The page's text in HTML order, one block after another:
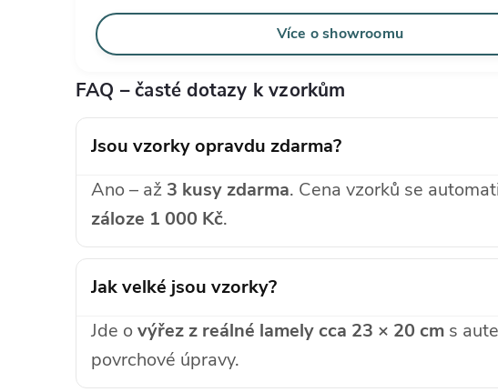
Více o showroomu
FAQ – časté dotazy k vzorkům
Jsou vzorky opravdu zdarma?
Ano – až 3 kusy zdarma. Cena vzorků se
záloze 1 000 Kč.
Jak velké jsou vzorky?
Jde o výřez z reálné lamely cca 23 × 20 cm s
povrchové úpravy.